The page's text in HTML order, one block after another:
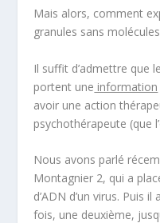
Mais alors, comment
granules sans
Il suffit d’admettre que
portent une information
avoir une action
psychothérapeute (que
Nous avons parlé
Montagnier 2, qui a
d’ADN d’un virus. Puis
fois, une deuxième,